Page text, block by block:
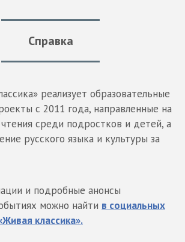
Справка
реализует образовательные
с 2011 года, направленные на
среди подростков и детей, а
русского языка и культуры за
и подробные анонсы
можно найти в социальных
классика».